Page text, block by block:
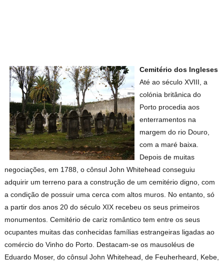
Cemitério dos Ingleses
Até ao século XVIII, a
colónia britânica do
Porto procedia aos
enterramentos na
margem do rio Douro,
com a maré baixa.
Depois de muitas
negociações, em 1788, o cônsul John Whitehead conseguiu
adquirir um terreno para a construção de um cemitério digno, com
a condição de possuir uma cerca com altos muros. No entanto, só
a partir dos anos 20 do século XIX recebeu os seus primeiros
monumentos. Cemitério de cariz romântico tem entre os seus
ocupantes muitas das conhecidas famílias estrangeiras ligadas ao
comércio do Vinho do Porto. Destacam-se os mausoléus de
Eduardo Moser, do cônsul John Whitehead, de Feuherheard, Kebe,